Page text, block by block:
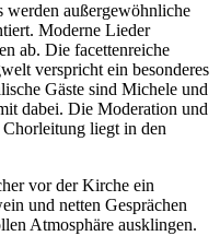
werden außergewöhnliche
Moderne Lieder
ab. Die facettenreiche
verspricht ein besonderes
Gäste sind Michele und
dabei. Die Moderation und
liegt in den
vor der Kirche ein
und netten Gesprächen
Atmosphäre ausklingen.